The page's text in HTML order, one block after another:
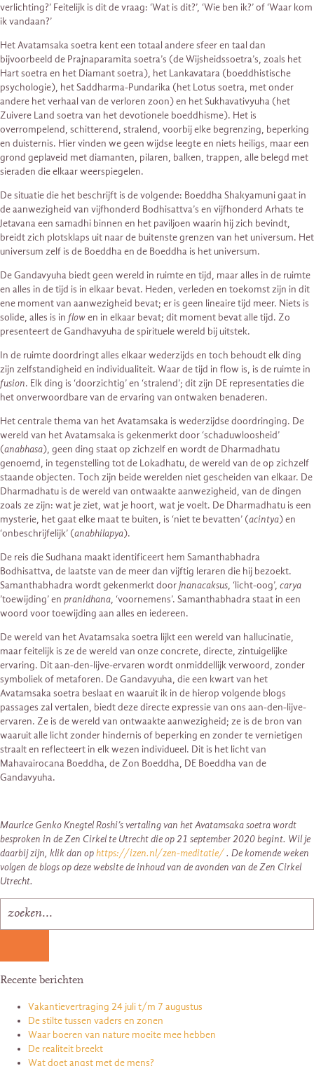
verlichting?’ Feitelijk is dit de vraag: ‘Wat is dit?’, ‘Wie ben ik?’ of ‘Waar kom
ik vandaan?’
Het Avatamsaka soetra kent een totaal andere sfeer en taal dan
bijvoorbeeld de Prajnaparamita soetra’s (de Wijsheidssoetra’s, zoals het
Hart soetra en het Diamant soetra), het Lankavatara (boeddhistische
psychologie), het Saddharma-Pundarika (het Lotus soetra, met onder
andere het verhaal van de verloren zoon) en het Sukhavativyuha (het
Zuivere Land soetra van het devotionele boeddhisme). Het is
overrompelend, schitterend, stralend, voorbij elke begrenzing, beperking
en duisternis. Hier vinden we geen wijdse leegte en niets heiligs, maar een
grond geplaveid met diamanten, pilaren, balken, trappen, alle belegd met
sieraden die elkaar weerspiegelen.
De situatie die het beschrijft is de volgende: Boeddha Shakyamuni gaat in
de aanwezigheid van vijfhonderd Bodhisattva’s en vijfhonderd Arhats te
Jetavana een samadhi binnen en het paviljoen waarin hij zich bevindt,
breidt zich plotsklaps uit naar de buitenste grenzen van het universum. Het
universum zelf is de Boeddha en de Boeddha is het universum.
De Gandavyuha biedt geen wereld in ruimte en tijd, maar alles in de ruimte
en alles in de tijd is in elkaar bevat. Heden, verleden en toekomst zijn in dit
ene moment van aanwezigheid bevat; er is geen lineaire tijd meer. Niets is
solide, alles is in flowen in elkaar bevat; dit moment bevat alle tijd. Zo
presenteert de Gandhavyuha de spirituele wereld bij uitstek.
In de ruimte doordringt alles elkaar wederzijds en toch behoudt elk ding
zijn zelfstandigheid en individualiteit. Waar de tijd in flow is, is de ruimte in
fusion. Elk ding is ‘doorzichtig’ en ‘stralend’; dit zijn DE representaties die
het onverwoordbare van de ervaring van ontwaken benaderen.
Het centrale thema van het Avatamsaka is wederzijdse doordringing. De
wereld van het Avatamsaka is gekenmerkt door ‘schaduwloosheid’
(anabhasa), geen ding staat op zichzelf en wordt de Dharmadhatu
genoemd, in tegenstelling tot de Lokadhatu, de wereld van de op zichzelf
staande objecten. Toch zijn beide werelden niet gescheiden van elkaar. De
Dharmadhatu is de wereld van ontwaakte aanwezigheid, van de dingen
zoals ze zijn: wat je ziet, wat je hoort, wat je voelt. De Dharmadhatu is een
mysterie, het gaat elke maat te buiten, is ‘niet te bevatten’ (acintya) en
‘onbeschrijfelijk’ (anabhilapya).
De reis die Sudhana maakt identificeert hem Samanthabhadra
Bodhisattva, de laatste van de meer dan vijftig leraren die hij bezoekt.
Samanthabhadra wordt gekenmerkt door jnanacaksus, ‘licht-oog’, carya
’toewijding’ en pranidhana, ‘voornemens’. Samanthabhadra staat in een
woord voor toewijding aan alles en iedereen.
De wereld van het Avatamsaka soetra lijkt een wereld van hallucinatie,
maar feitelijk is ze de wereld van onze concrete, directe, zintuigelijke
ervaring. Dit aan-den-lijve-ervaren wordt onmiddellijk verwoord, zonder
symboliek of metaforen. De Gandavyuha, die een kwart van het
Avatamsaka soetra beslaat en waaruit ik in de hierop volgende blogs
passages zal vertalen, biedt deze directe expressie van ons aan-den-lijve-
ervaren. Ze is de wereld van ontwaakte aanwezigheid; ze is de bron van
waaruit alle licht zonder hindernis of beperking en zonder te vernietigen
straalt en reflecteert in elk wezen individueel. Dit is het licht van
Mahavairocana Boeddha, de Zon Boeddha, DE Boeddha van de
Gandavyuha.
Maurice Genko Knegtel Roshi’s vertaling van het Avatamsaka soetra wordt
besproken in de Zen Cirkel te Utrecht die op 21 september 2020 begint. Wil je
daarbij zijn, klik dan ophttps://izen.nl/zen-meditatie/. De komende weken
volgen de blogs op deze website de inhoud van de avonden van de Zen Cirkel
Utrecht.
Recente berichten
Vakantievertraging 24 juli t/m 7 augustus
De stilte tussen vaders en zonen
Waar boeren van nature moeite mee hebben
De realiteit breekt
Wat doet angst met de mens?